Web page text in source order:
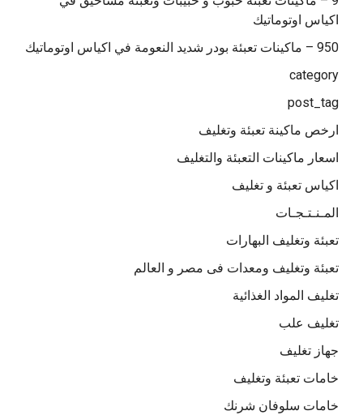
اكياس اوتوماتيك
950 – ماكينات تعبئة بودر شديد النعومة في اكياس اوتوماتيك
category
post_tag
ارخص ماكينة تعبئة وتغليف
اسعار ماكينات التعبئة والتغليف
اكياس تعبئة و تغليف
المـنـتـجـات
تعبئة وتغليف البهارات
تعبئة وتغليف ومعدات فى مصر و العالم
تغليف المواد الغذائية
تغليف علب
جهاز تغليف
خامات تعبئة وتغليف
خامات سلوفان شرنك